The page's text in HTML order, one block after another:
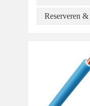
Reserveren &